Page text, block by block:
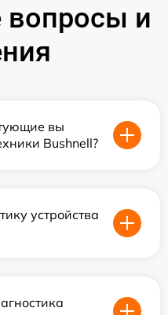
и
вы
Bushnell?
устройства